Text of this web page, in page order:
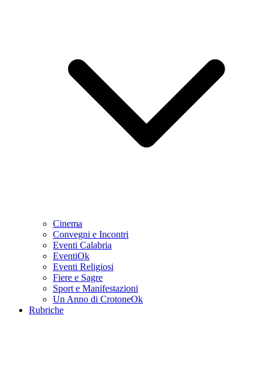
Cinema
Convegni e Incontri
Eventi Calabria
EventiOk
Eventi Religiosi
Fiere e Sagre
Sport e Manifestazioni
Un Anno di CrotoneOk
Rubriche